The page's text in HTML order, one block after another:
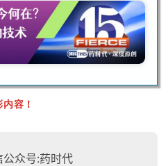
容！
众号:药时代